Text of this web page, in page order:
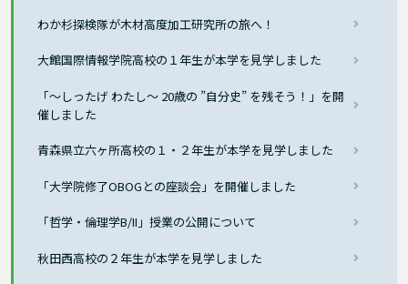
わか杉探検隊が木材高度加工研究所の旅へ！
大館国際情報学院高校の１年生が本学を見学しました
「～しったげ わたし～ 20歳の ”自分史” を残そう！」を開
催しました
青森県立六ヶ所高校の１・２年生が本学を見学しました
「大学院修了OBOGとの座談会」を開催しました
「哲学・倫理学B/II」授業の公開について
秋田西高校の２年生が本学を見学しました